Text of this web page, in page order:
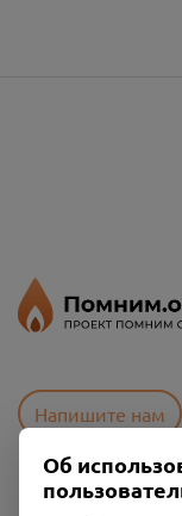
Напишите нам
Об